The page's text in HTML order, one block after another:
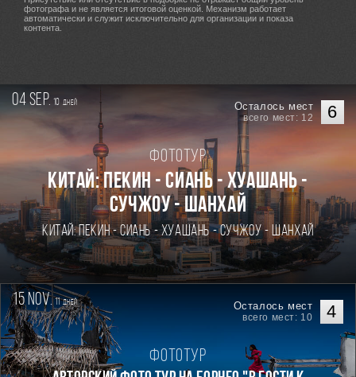
фотографа и не является итоговой оценкой. Механизм работает
автоматически и служит исключительно для организации и показа
контента.
04 sep. 10 дней 6
Осталось мест
всего мест: 12
Фототур
Китай: Пекин - Сиань - Хуашань -
Сучжоу - Шанхай
Китай: Пекин - Сиань - Хуашань - Сучжоу - Шанхай
15 nov. 11дней 4
Осталось мест
всего мест: 10
Фототур